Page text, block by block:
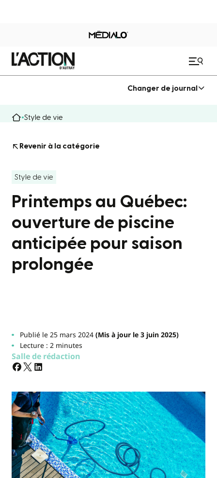
Changer de journal
Style de vie
Revenir à la catégorie
Style de vie
Printemps au Québec:
ouverture de piscine
anticipée pour saison
prolongée
Publié le 25 mars 2024(Mis à jour le 3 juin 2025)
Lecture : 2 minutes
Salle de rédaction